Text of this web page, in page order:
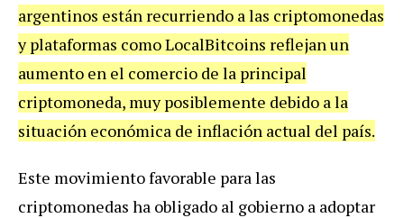
argentinos están recurriendo a las criptomonedas
y plataformas como LocalBitcoins reflejan un
aumento en el comercio de la principal
criptomoneda, muy posiblemente debido a la
situación económica de inflación actual del país.
Este movimiento favorable para las
criptomonedas ha obligado al gobierno a adoptar